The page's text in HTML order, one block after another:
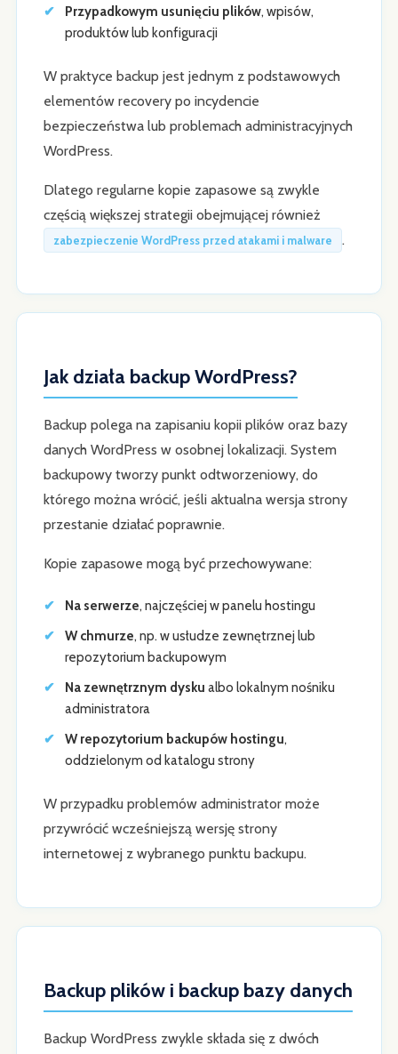
Przypadkowym usunięciu plików, wpisów,
produktów lub konfiguracji
W praktyce backup jest jednym z podstawowych
elementów recovery po incydencie
bezpieczeństwa lub problemach administracyjnych
WordPress.
Dlatego regularne kopie zapasowe są zwykle
częścią większej strategii obejmującej również
zabezpieczenie WordPress przed atakami i malware .
Jak działa backup WordPress?
Backup polega na zapisaniu kopii plików oraz bazy
danych WordPress w osobnej lokalizacji. System
backupowy tworzy punkt odtworzeniowy, do
którego można wrócić, jeśli aktualna wersja strony
przestanie działać poprawnie.
Kopie zapasowe mogą być przechowywane:
Na serwerze, najczęściej w panelu hostingu
W chmurze, np. w usłudze zewnętrznej lub
repozytorium backupowym
Na zewnętrznym dysku albo lokalnym nośniku
administratora
W repozytorium backupów hostingu,
oddzielonym od katalogu strony
W przypadku problemów administrator może
przywrócić wcześniejszą wersję strony
internetowej z wybranego punktu backupu.
Backup plików i backup bazy danych
Backup WordPress zwykle składa się z dwóch